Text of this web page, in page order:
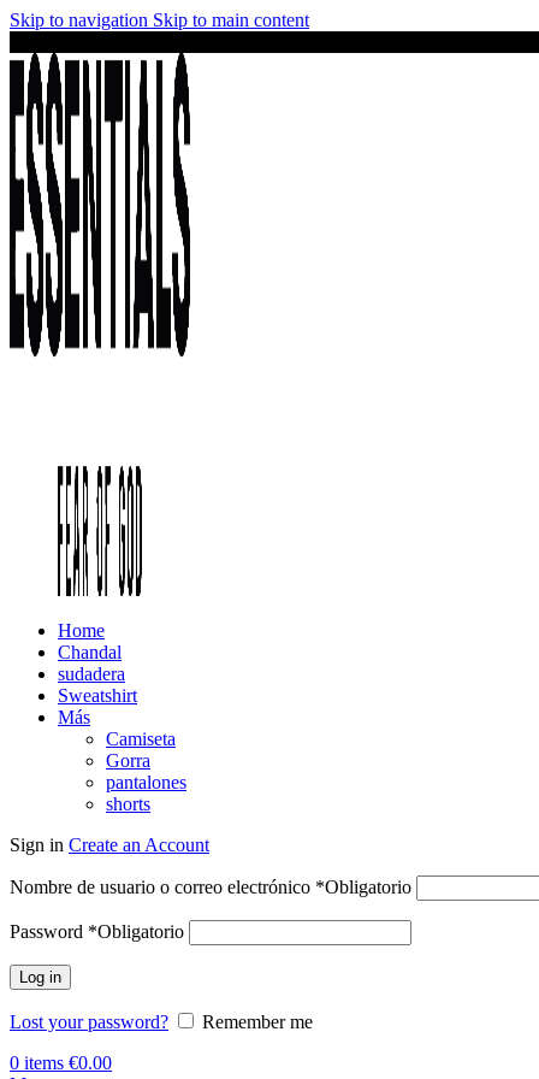
Skip to navigation Skip to main content
Home
Chandal
sudadera
Sweatshirt
Más
Camiseta
Gorra
pantalones
shorts
Sign in Create an Account
Nombre de usuario o correo electrónico *Obligatorio
Password *Obligatorio
Log in
Lost your password?
Remember me
0 items €0.00